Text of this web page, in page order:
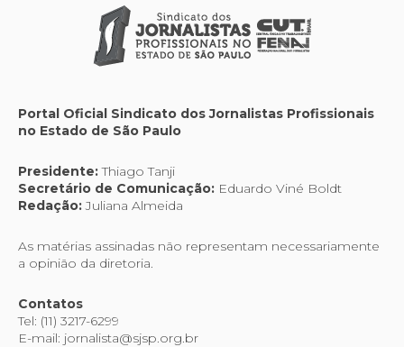
Portal Oficial Sindicato dos Jornalistas Profissionais
no Estado de São Paulo
Presidente:Thiago Tanji
Secretário de Comunicação: Eduardo Viné Boldt
Redação:Juliana Almeida
As matérias assinadas não representam necessariamente
a opinião da diretoria.
Contatos
Tel: (11) 3217-6299
E-mail: jornalista@sjsp.org.br